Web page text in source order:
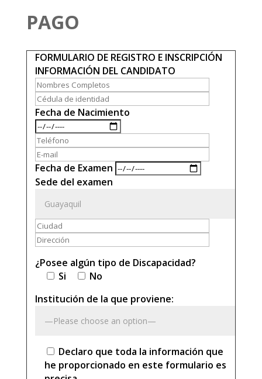
PAGO
FORMULARIO DE REGISTRO E INSCRIPCIÓN
INFORMACIÓN DEL CANDIDATO
Fecha de Nacimiento
Fecha de Examen
Sede del examen
¿Posee algún tipo de Discapacidad?
Si
No
Institución de la que proviene:
Declaro que toda la información que
he proporcionado en este formulario es